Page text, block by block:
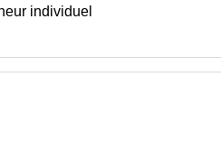
individuel